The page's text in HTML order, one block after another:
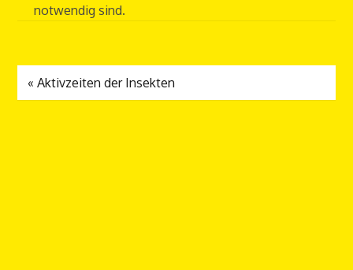
notwendig sind.
« Aktivzeiten der Insekten